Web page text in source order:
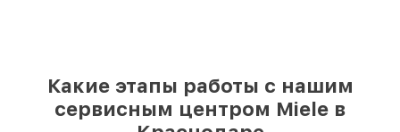
Какие этапы работы с нашим
сервисным центром Miele в